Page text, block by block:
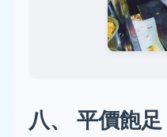
八、 平價飽